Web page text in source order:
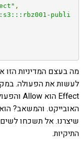
,
publi
לעשות את הפעולה.
האובייקט. והמשאב?
התיקיות.